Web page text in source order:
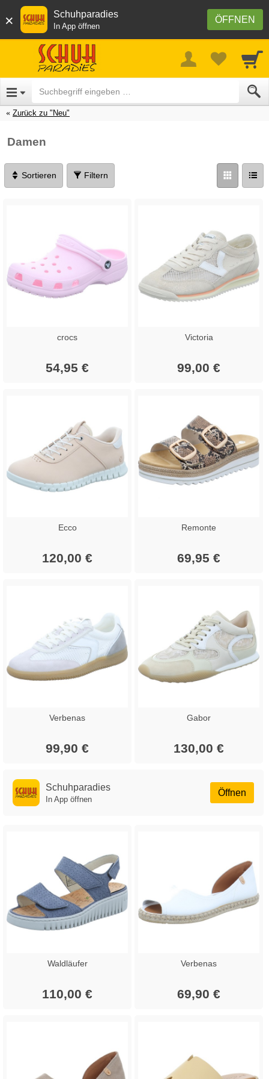
× ÖFFNEN
Schuhparadies
In App öffnen
Zurück zu "Neu"
Damen
Sortieren Filtern
crocs
54,95 €
Victoria
99,00 €
Ecco
120,00 €
Remonte
69,95 €
Verbenas
99,90 €
Gabor
130,00 €
Öffnen
Schuhparadies
In App öffnen
Waldläufer
110,00 €
Verbenas
69,90 €